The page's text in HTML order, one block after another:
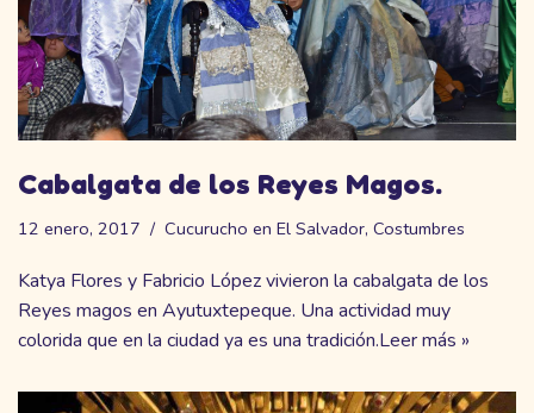
Cabalgata de los Reyes Magos.
12 enero, 2017 Cucurucho en El Salvador, Costumbres
Katya Flores y Fabricio López vivieron la cabalgata de los
Reyes magos en Ayutuxtepeque. Una actividad muy
colorida que en la ciudad ya es una tradición.Leer más »